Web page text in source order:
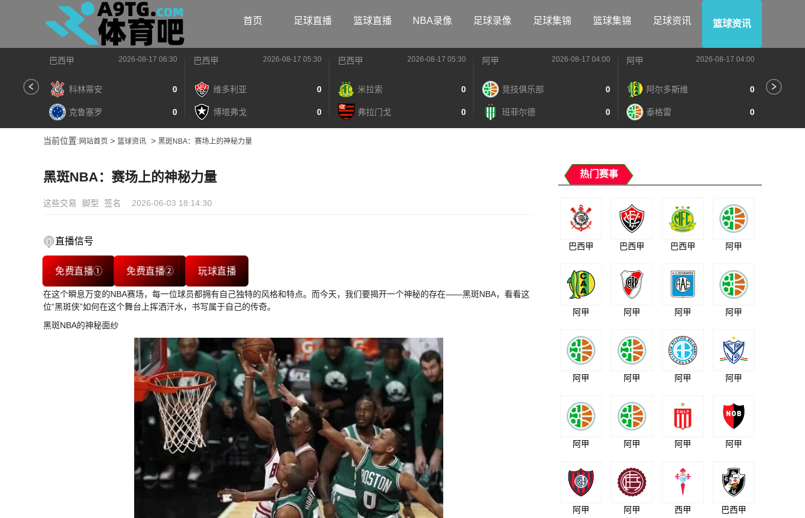
首页 足球直播 篮球直播 NBA录像 足球录像 足球集锦 篮球集锦 足球资讯 篮球资讯
巴西甲 2026-08-17 06:30
科林蒂安 0
克鲁塞罗 0
巴西甲 2026-08-17 05:30
维多利亚 0
博塔弗戈 0
巴西甲 2026-08-17 05:30
米拉索 0
弗拉门戈 0
阿甲 2026-08-17 04:00
竞技俱乐部 0
班菲尔德 0
阿甲 2026-08-17 04:00
阿尔多斯维 0
泰格雷 0
当前位置: 网站首页 > 篮球资讯 > 黑斑NBA：赛场上的神秘力量
黑斑NBA：赛场上的神秘力量
这些交易 脚型 签名 2026-06-03 18:14:30
直播信号
免费直播① 免费直播② 玩球直播
在这个瞬息万变的NBA赛场，每一位球员都拥有自己独特的风格和特点。而今天，我们要揭开一个神秘的存在——黑斑NBA，看看这
位“黑斑侠”如何在这个舞台上挥洒汗水，书写属于自己的传奇。
黑斑NBA的神秘面纱
热门赛事
巴西甲 巴西甲 巴西甲 阿甲
阿甲 阿甲 阿甲 阿甲
阿甲 阿甲 阿甲 阿甲
阿甲 阿甲 阿甲 阿甲
阿甲 阿甲 西甲 巴西甲